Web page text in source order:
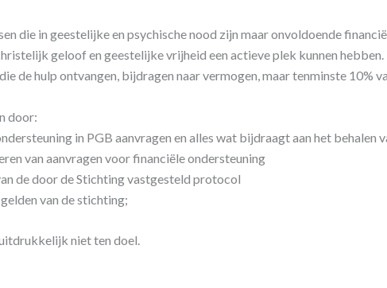
die in geestelijke en psychische nood zijn maar onvoldoende
geloof en geestelijke vrijheid een actieve plek kunnen hebben.
de hulp ontvangen, bijdragen naar vermogen, maar tenminste 10%
door:
in PGB aanvragen en alles wat bijdraagt aan het behalen
van aanvragen voor financiële ondersteuning
de door de Stichting vastgesteld protocol
van de stichting;
niet ten doel.